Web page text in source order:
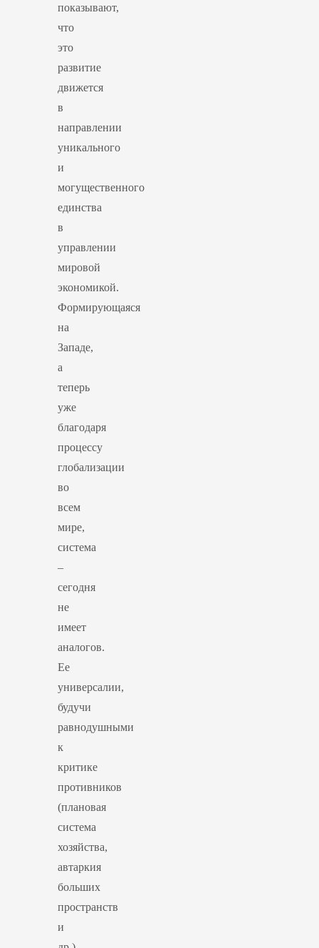
показывают,
что
это
развитие
движется
в
направлении
уникального
и
могущественного
единства
в
управлении
мировой
экономикой.
Формирующаяся
на
Западе,
а
теперь
уже
благодаря
процессу
глобализации
во
всем
мире,
система
–
сегодня
не
имеет
аналогов.
Ее
универсалии,
будучи
равнодушными
к
критике
противников
(плановая
система
хозяйства,
автаркия
больших
пространств
и